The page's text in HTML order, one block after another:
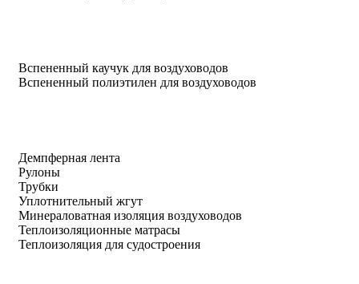
Вспененный каучук для воздуховодов
Вспененный полиэтилен для воздуховодов
Демпферная лента
Рулоны
Трубки
Уплотнительный жгут
Минераловатная изоляция воздуховодов
Теплоизоляционные матрасы
Теплоизоляция для судостроения